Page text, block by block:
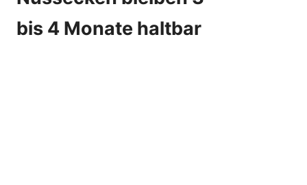
bis 4 Monate haltbar